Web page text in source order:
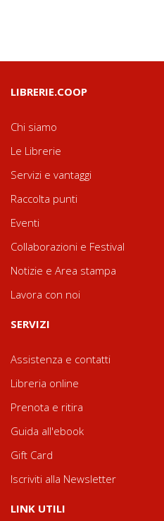
LIBRERIE.COOP
Chi siamo
Le Librerie
Servizi e vantaggi
Raccolta punti
Eventi
Collaborazioni e Festival
Notizie e Area stampa
Lavora con noi
SERVIZI
Assistenza e contatti
Libreria online
Prenota e ritira
Guida all'ebook
Gift Card
Iscriviti alla Newsletter
LINK UTILI